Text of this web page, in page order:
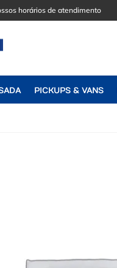
horários de atendimento
PICKUPS & VANS